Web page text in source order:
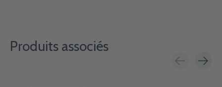
Produits associés